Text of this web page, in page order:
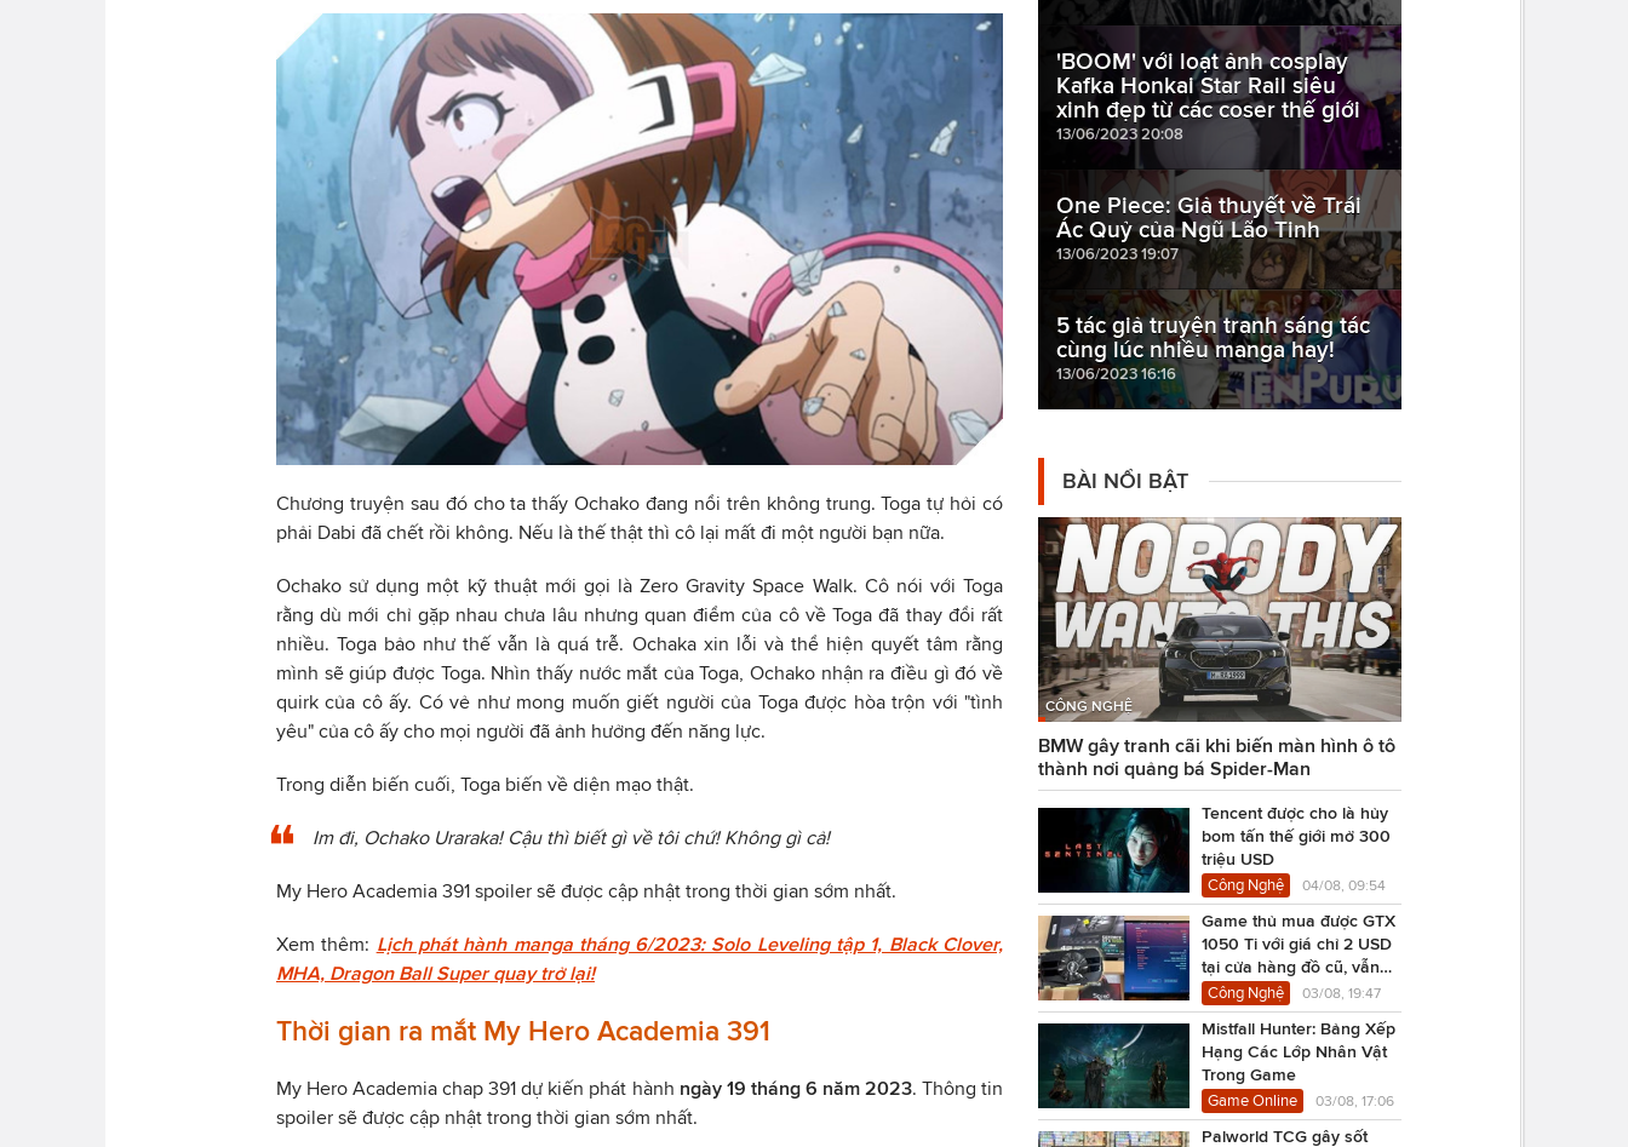
Chương truyện sau đó cho ta thấy Ochako đang nổi trên không trung. Toga tự hỏi có
phải Dabi đã chết rồi không. Nếu là thế thật thì cô lại mất đi một người bạn nữa.
Ochako sử dụng một kỹ thuật mới gọi là Zero Gravity Space Walk. Cô nói với Toga
rằng dù mới chỉ gặp nhau chưa lâu nhưng quan điểm của cô về Toga đã thay đổi rất
nhiều. Toga bảo như thế vẫn là quá trễ. Ochaka xin lỗi và thể hiện quyết tâm rằng
mình sẽ giúp được Toga. Nhìn thấy nước mắt của Toga, Ochako nhận ra điều gì đó về
quirk của cô ấy. Có vẻ như mong muốn giết người của Toga được hòa trộn với "tình
yêu" của cô ấy cho mọi người đã ảnh hưởng đến năng lực.
Trong diễn biến cuối, Toga biến về diện mạo thật.
Im đi, Ochako Uraraka! Cậu thì biết gì về tôi chứ! Không gì cả!
My Hero Academia 391 spoiler sẽ được cập nhật trong thời gian sớm nhất.
Xem thêm: Lịch phát hành manga tháng 6/2023: Solo Leveling tập 1, Black Clover,
MHA, Dragon Ball Super quay trở lại!
Thời gian ra mắt My Hero Academia 391
My Hero Academia chap 391 dự kiến phát hành ngày 19 tháng 6 năm 2023. Thông tin
spoiler sẽ được cập nhật trong thời gian sớm nhất.
'BOOM' với loạt ảnh cosplay
Kafka Honkai Star Rail siêu
xinh đẹp từ các coser thế giới
13/06/2023 20:08
One Piece: Giả thuyết về Trái
Ác Quỷ của Ngũ Lão Tinh
13/06/2023 19:07
5 tác giả truyện tranh sáng tác
cùng lúc nhiều manga hay!
13/06/2023 16:16
BÀI NỔI BẬT
CÔNG NGHỆ
BMW gây tranh cãi khi biến màn hình ô tô
thành nơi quảng bá Spider-Man
Tencent được cho là hủy
bom tấn thế giới mở 300
triệu USD
Công Nghệ 04/08, 09:54
Game thủ mua được GTX
1050 Ti với giá chỉ 2 USD
tại cửa hàng đồ cũ, vẫn
chạy Cyberpunk 2077
Công Nghệ 03/08, 19:47
Mistfall Hunter: Bảng Xếp
Hạng Các Lớp Nhân Vật
Trong Game
Game Online 03/08, 17:06
Palworld TCG gây sốt